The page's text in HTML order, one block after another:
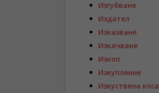
Изгубване
Издател
Изказване
Изкачване
Изкоп
Изкупление
Изкуствена коса